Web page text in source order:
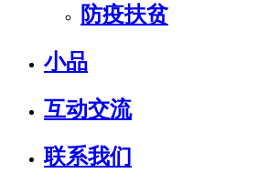
防疫扶贫
小品
互动交流
联系我们